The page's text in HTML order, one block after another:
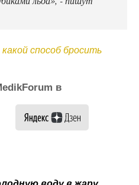
какой способ бросить
в